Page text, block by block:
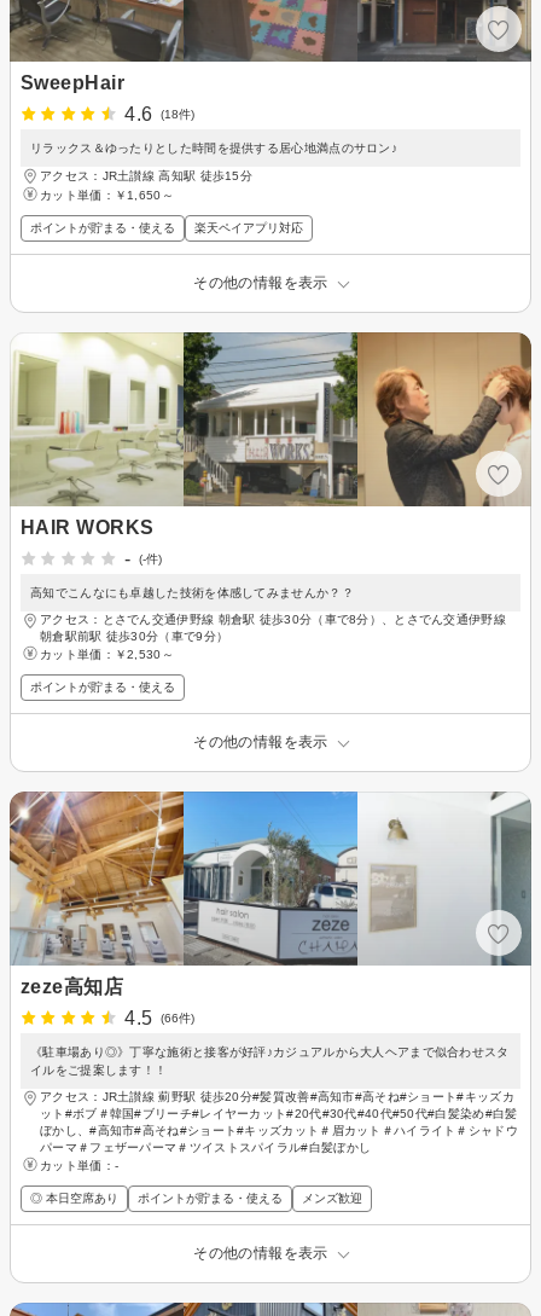
SweepHair
4.6
(18件)
リラックス＆ゆったりとした時間を提供する居心地満点のサロン♪
アクセス：JR土讃線 高知駅 徒歩15分
カット単価： ￥1,650～
ポイントが貯まる・使える 楽天ペイアプリ対応
その他の情報を表示
HAIR WORKS
-
(-件)
高知でこんなにも卓越した技術を体感してみませんか？？
アクセス：とさでん交通伊野線 朝倉駅 徒歩30分（車で8分）、とさでん交通伊野線
朝倉駅前駅 徒歩30分（車で9分）
カット単価： ￥2,530～
ポイントが貯まる・使える
その他の情報を表示
zeze高知店
4.5
(66件)
《駐車場あり◎》丁寧な施術と接客が好評♪カジュアルから大人ヘアまで似合わせスタ
イルをご提案します！！
アクセス：JR土讃線 薊野駅 徒歩20分#髪質改善#高知市#高そね#ショート#キッズカ
ット#ボブ＃韓国#ブリーチ#レイヤーカット#20代#30代#40代#50代#白髪染め#白髪
ぼかし、#高知市#高そね#ショート#キッズカット＃眉カット＃ハイライト＃シャドウ
パーマ＃フェザーパーマ＃ツイストスパイラル#白髪ぼかし
カット単価： -
◎ 本日空席あり ポイントが貯まる・使える メンズ歓迎
その他の情報を表示